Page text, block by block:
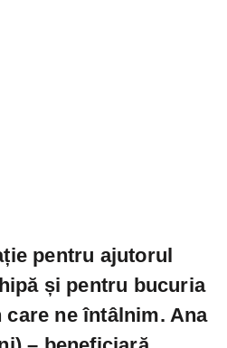
pentru ajutorul
și pentru bucuria
care ne întâlnim. Ana